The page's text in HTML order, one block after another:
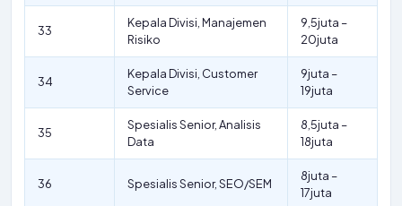
33
Kepala Divisi, Manajemen
Risiko
9,5juta –
20juta
34
Kepala Divisi, Customer
Service
9juta –
19juta
35
Spesialis Senior, Analisis
Data
8,5juta –
18juta
36 Spesialis Senior, SEO/SEM
8juta –
17juta